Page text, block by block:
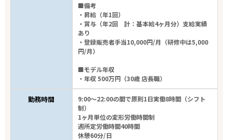
■備考
・昇給（年1回）
・賞与（年2回 計：基本給4ヶ月分）支給実績
あり
・登録販売者手当10,000円/月（研修中は5,000
円/月）
■モデル年収
・年収 500万円（30歳 店長職）
勤務時間
9:00～22:00の間で原則1日実働8時間（シフト
制）
1ヶ月単位の変形労働時間制
週所定労働時間40時間
休憩60分/日